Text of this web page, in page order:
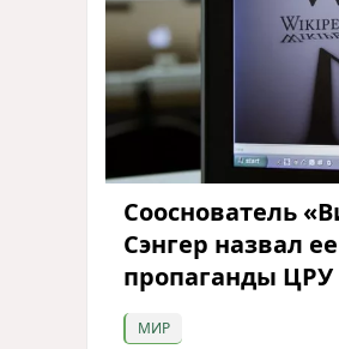
Сооснователь
Сэнгер назвал
пропаганды ЦРУ
МИР